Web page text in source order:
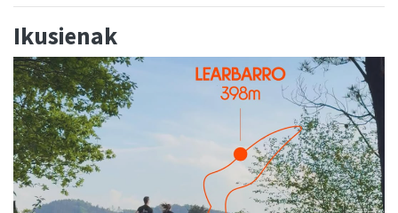
Ikusienak